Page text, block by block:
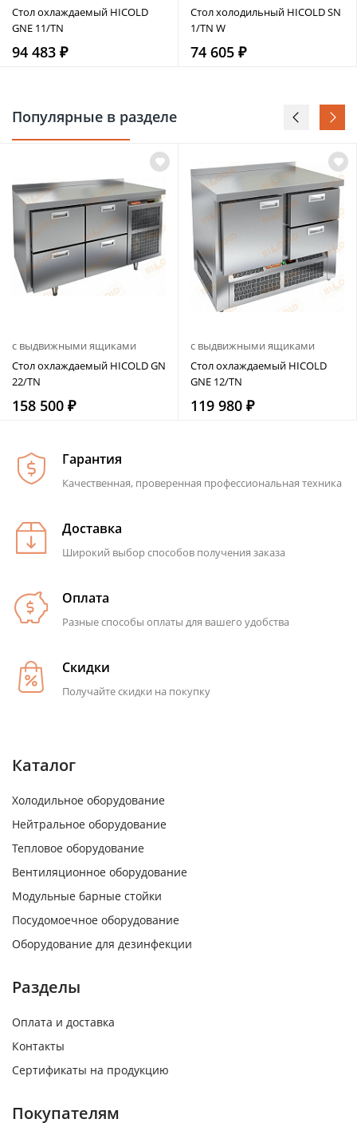
Стол охлаждаемый HICOLD
GNE 11/TN
94 483 ₽
Стол холодильный HICOLD SN
1/TN W
74 605 ₽
Популярные в разделе
с выдвижными ящиками
Стол охлаждаемый HICOLD GN
22/TN
158 500 ₽
с выдвижными ящиками
Стол охлаждаемый HICOLD
GNE 12/TN
119 980 ₽
Гарантия
Качественная, проверенная профессиональная техника
Доставка
Широкий выбор способов получения заказа
Оплата
Разные способы оплаты для вашего удобства
Скидки
Получайте скидки на покупку
Каталог
Холодильное оборудование
Нейтральное оборудование
Тепловое оборудование
Вентиляционное оборудование
Модульные барные стойки
Посудомоечное оборудование
Оборудование для дезинфекции
Разделы
Оплата и доставка
Контакты
Сертификаты на продукцию
Покупателям